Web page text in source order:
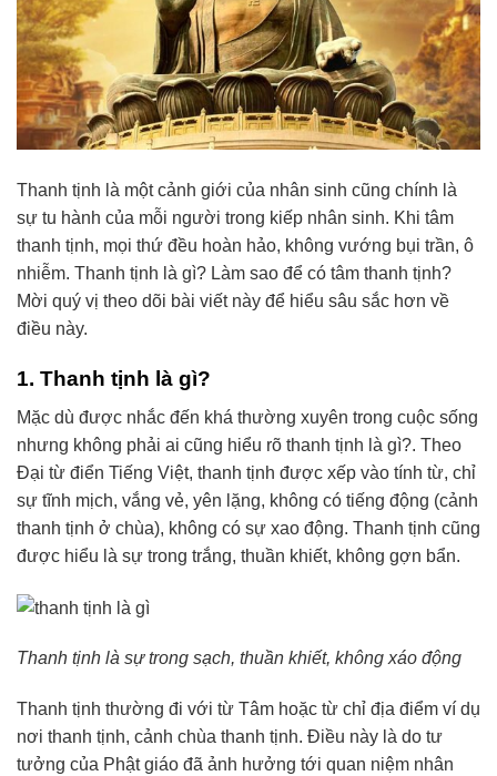
Thanh tịnh là một cảnh giới của nhân sinh cũng chính là
sự tu hành của mỗi người trong kiếp nhân sinh. Khi tâm
thanh tịnh, mọi thứ đều hoàn hảo, không vướng bụi trần, ô
nhiễm. Thanh tịnh là gì? Làm sao để có tâm thanh tịnh?
Mời quý vị theo dõi bài viết này để hiểu sâu sắc hơn về
điều này.
1. Thanh tịnh là gì?
Mặc dù được nhắc đến khá thường xuyên trong cuộc sống
nhưng không phải ai cũng hiểu rõ thanh tịnh là gì?. Theo
Đại từ điển Tiếng Việt, thanh tịnh được xếp vào tính từ, chỉ
sự tĩnh mịch, vắng vẻ, yên lặng, không có tiếng động (cảnh
thanh tịnh ở chùa), không có sự xao động. Thanh tịnh cũng
được hiểu là sự trong trắng, thuần khiết, không gợn bẩn.
Thanh tịnh là sự trong sạch, thuần khiết, không xáo động
Thanh tịnh thường đi với từ Tâm hoặc từ chỉ địa điểm ví dụ
nơi thanh tịnh, cảnh chùa thanh tịnh. Điều này là do tư
tưởng của Phật giáo đã ảnh hưởng tới quan niệm nhân